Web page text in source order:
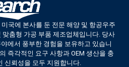
국에 본사를 둔 전문 해양 및 항공우주
맞춤형 가공 부품 제조업체입니다. 당사
에서 풍부한 경험을 보유하고 있습니
즉각적인 요구 사항과 OEM 생산을 충
신뢰성을 모두 지원합니다.